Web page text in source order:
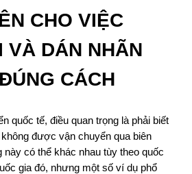
CHO VIỆC
VÀ DÁN NHÃN
CÁCH
quốc tế, điều quan trọng là phải biết
được vận chuyển qua biên
có thể khác nhau tùy theo quốc
gia đó, nhưng một số ví dụ phổ